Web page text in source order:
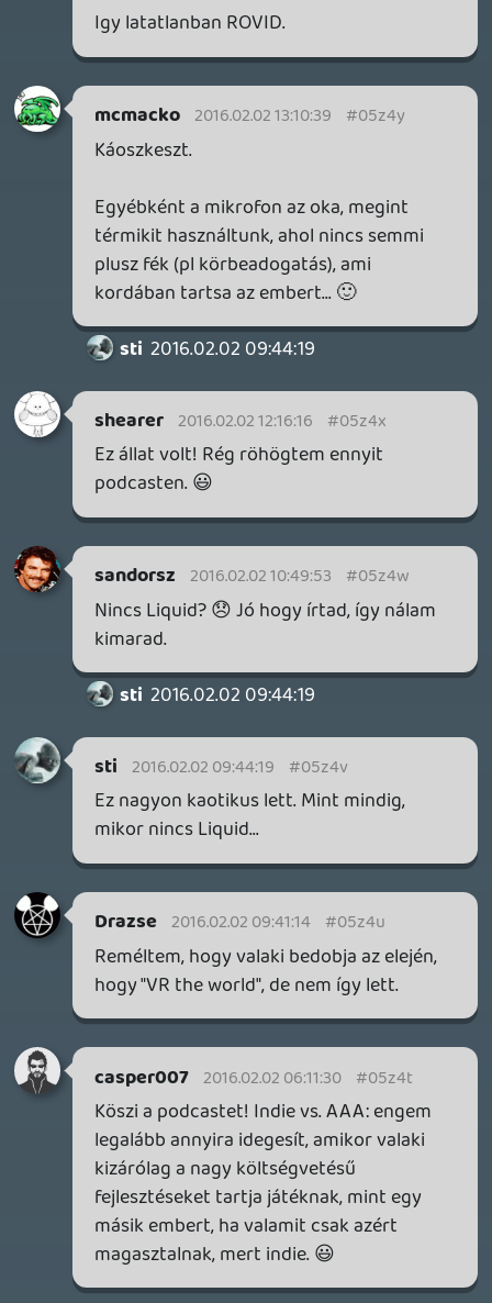
Köszi!
Zene mi volt a végén?
KiswechPS3 2016.02.01 21:49:03 #05z4o
Tom 2016.02.01 21:24:49 #05z4n
A ps4 vs xo témánál pár dologgal nem
értek egyet. Van megosztás ps4-en is. És
abszolút tök ugyan úgy működik, mint xo-
n. Annyi, hogy ps4-en primary
elnevezéssel található meg, xo-n meg
home néven.
Valamint szerintem messze nem azt
online címen felvázoltak. Szerintem ég és
föld a jelenlegi megvalósítás és az amit
akkoriban felvázoltak. Hiszen, ha ugyan az
lenne akkor nem menne semmi sem
offline. De ez messze sincs így. És úgy néz
ki nem is lesz még sokáig. Hiszen a Dark
játékot fel lehetne sorolni, amit nyugodtan
lehet játszani offline. De még ha néha fel
patcholod a játékaidat majd visszamész
offlineba játszani az sem ugyanolyan
online megkötés, mint ami az eredeti full
online lett volna. Persze, ha keresztbe
primeryznek/ homeolnak ketten haverok,
akkor igen kell a single playerhez is online
saját profilodon vettél, hiszen ez esetben a
saját profilod a haver gépén van
primaryzve/ homeolva és a digitális
tartalmak offline eléréséhez az adott
profilt le kell primaryzni/ homeolni, hogy
menjen. De ez megint egy más speciális
homeolán nem erre lett kitalálva, amire
használják.
online játék is, mint a destiny pl, de ezek
mellett ugyanúgy megtalálhatóak a
korábbi offline egyszemélyes játékok is
szép számmal, szóval szerintem egyáltalán
nem baj, hogy konzolokon újfajta élményt
nyújtó online játékok is kezdenek
Jó hangulatú podcast volt. Élmény volt
hallgatni. Heti rendszerességgel is el
tudnám viselni.
liquid 2016.02.01 21:11:12 #05z4m
Változatos problémák áldozata lett,
leginkább azé, hogy felváltva voltunk